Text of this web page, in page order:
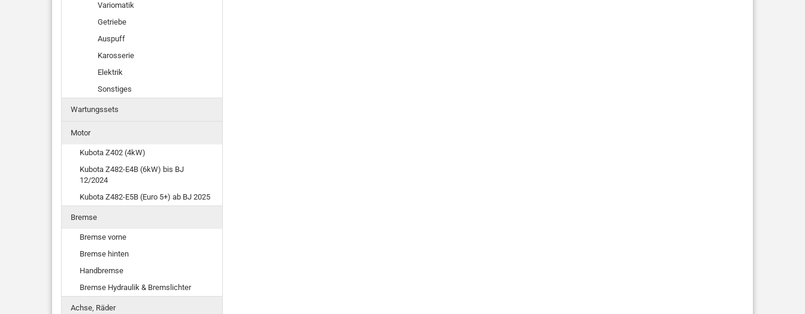
Variomatik
Getriebe
Auspuff
Karosserie
Elektrik
Sonstiges
Wartungssets
Motor
Kubota Z402 (4kW)
Kubota Z482-E4B (6kW) bis BJ
12/2024
Kubota Z482-E5B (Euro 5+) ab BJ 2025
Bremse
Bremse vorne
Bremse hinten
Handbremse
Bremse Hydraulik & Bremslichter
Achse, Räder